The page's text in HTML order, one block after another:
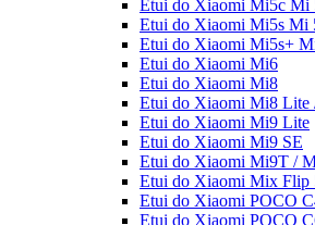
Etui do Xiaomi Mi5c Mi
Etui do Xiaomi Mi5s Mi
Etui do Xiaomi Mi5s+
Etui do Xiaomi Mi6
Etui do Xiaomi Mi8
Etui do Xiaomi Mi8 Lite
Etui do Xiaomi Mi9 Lite
Etui do Xiaomi Mi9 SE
Etui do Xiaomi Mi9T /
Etui do Xiaomi Mix Flip
Etui do Xiaomi POCO
Etui do Xiaomi POCO